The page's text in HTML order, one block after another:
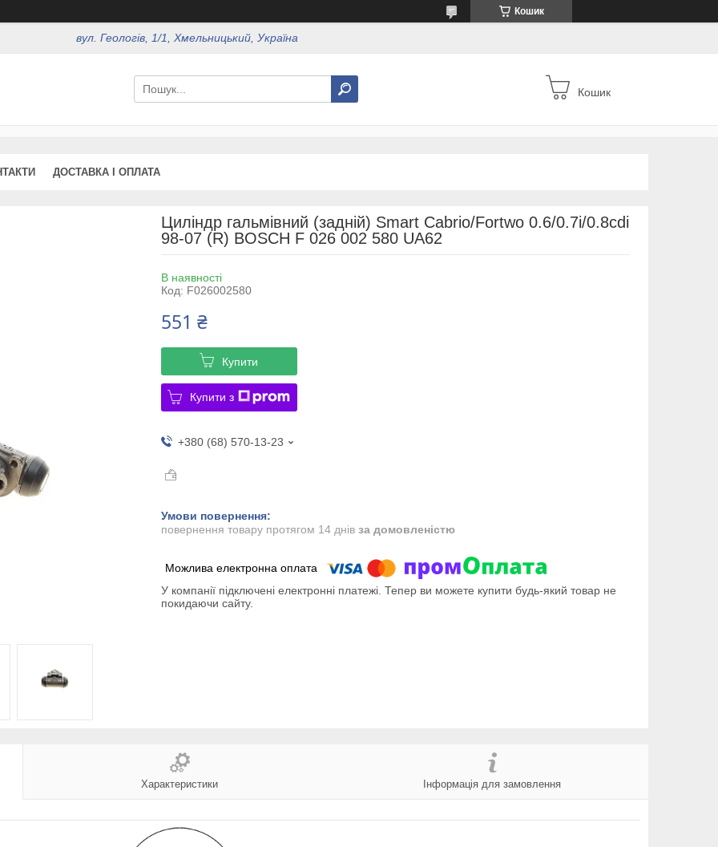
Кошик
вул. Геологів, 1/1, Хмельницький, Україна
Кошик
ДОСТАВКА І ОПЛАТА
Циліндр гальмівний (задній) Smart Cabrio/Fortwo 0.6/0.7i/0.8cdi
98-07 (R) BOSCH F 026 002 580 UA62
В наявності
Код: F026002580
551 ₴
Купити
Купити з
+380 (68) 570-13-23
повернення товару протягом 14 днів за домовленістю
У компанії підключені електронні платежі. Тепер ви можете купити будь-який товар не
покидаючи сайту.
Характеристики Інформація для замовлення